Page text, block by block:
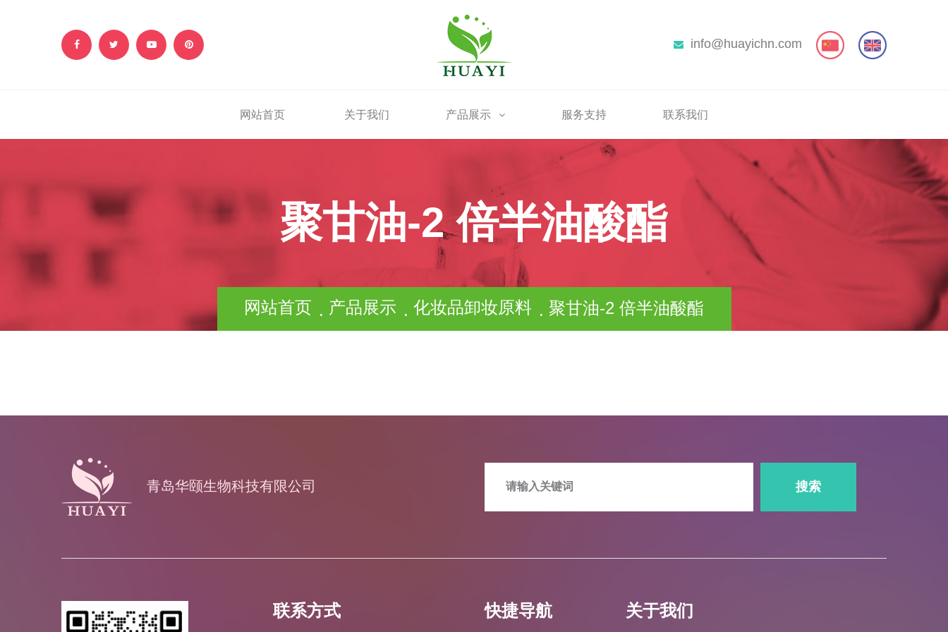
info@huayichn.com
网站首页 关于我们 产品展示 服务支持 联系我们
聚甘油-2 倍半油酸酯
网站首页 产品展示 化妆品卸妆原料 聚甘油-2 倍半油酸酯
青岛华颐生物科技有限公司 搜索
联系方式 快捷导航 关于我们